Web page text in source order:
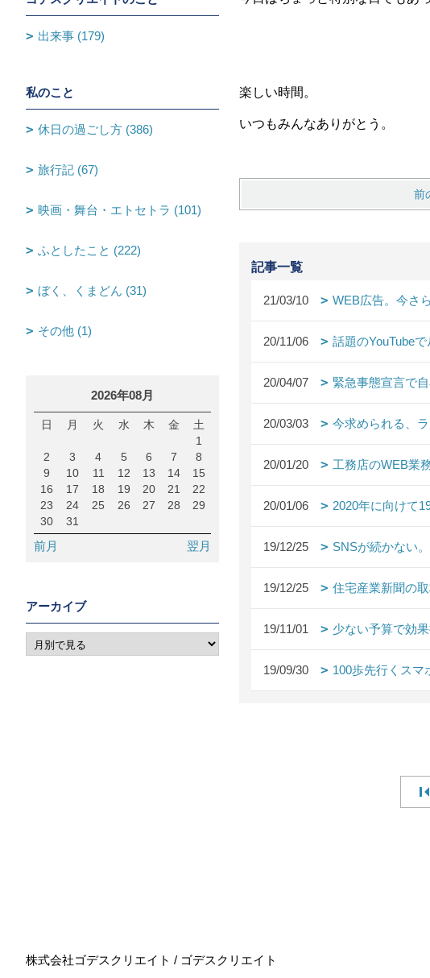
楽しい時間。
いつもみんなありがとう。
前
記事一覧
21/03/10 WEB広告。今さ
20/11/06 話題のYouTube
20/04/07 緊急事態宣言で
20/03/03 今求められる、
20/01/20 工務店のWEB業
20/01/06 2020年に向けて
19/12/25 SNSが続かない
19/12/25 住宅産業新聞の
19/11/01 少ない予算で効
19/09/30 100歩先行くス
出来事 (179)
私のこと
休日の過ごし方 (386)
旅行記 (67)
映画・舞台・エトセトラ (101)
ふとしたこと (222)
ぼく、くまどん (31)
その他 (1)
2026年08月
日 月 火 水 木 金
土
1
2
3 4 5 6 7
8
9
10 11 12 13 14
15
16
17 18 19 20 21
22
23
24 25 26 27 28
29
30
31
前月 翌月
アーカイブ
株式会社ゴデスクリエイト / ゴデスクリエイト